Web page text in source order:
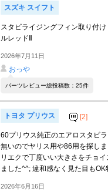
スズキ スイフト
スタビライジングフィン取り付
ルレッドⅡ
2026年7月11日
おっや
パーツレビュー総投稿数：25件
トヨタ プリウス [2]
60プリウス純正のエアロスタビ
無いのでヤリス用や86用を探し
リエクで丁度いい大きさをチョ
ました^^; 違和感なく見た目もOK
2026年6月16日